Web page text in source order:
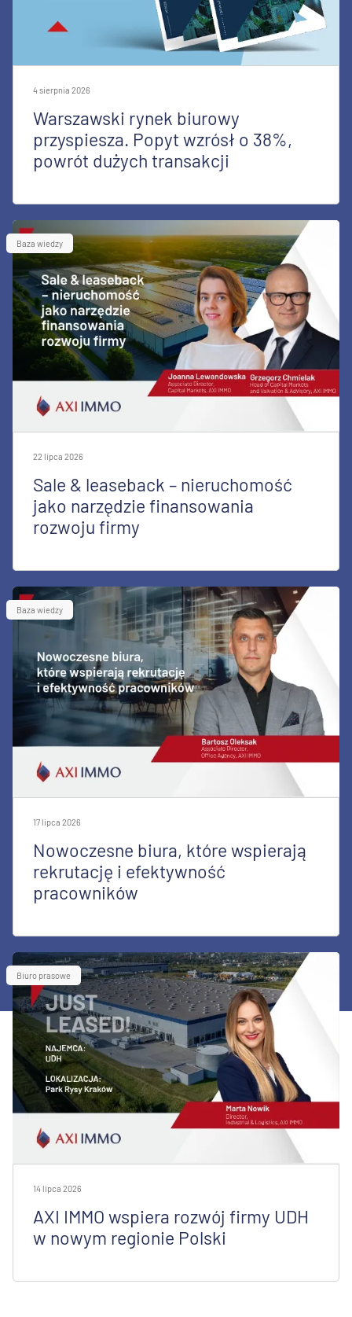
4 sierpnia 2026
Warszawski rynek biurowy
przyspiesza. Popyt wzrósł o 38%,
powrót dużych transakcji
Baza wiedzy
22 lipca 2026
Sale & leaseback – nieruchomość
jako narzędzie finansowania
rozwoju firmy
Baza wiedzy
17 lipca 2026
Nowoczesne biura, które wspierają
rekrutację i efektywność
pracowników
Biuro prasowe
14 lipca 2026
AXI IMMO wspiera rozwój firmy UDH
w nowym regionie Polski